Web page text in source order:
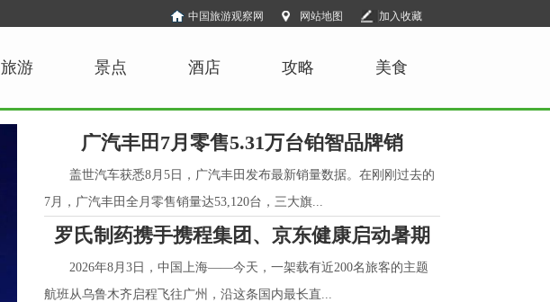
中国旅游观察网 网站地图 加入收藏
旅游 景点 酒店 攻略 美食
广汽丰田7月零售5.31万台铂智品牌销
盖世汽车获悉8月5日，广汽丰田发布最新销量数据。在刚刚过去的
7月，广汽丰田全月零售销量达53,120台，三大旗...
罗氏制药携手携程集团、京东健康启动暑期
2026年8月3日，中国上海——今天，一架载有近200名旅客的主题
航班从乌鲁木齐启程飞往广州，沿这条国内最长直...